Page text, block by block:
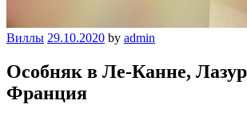
Виллы 29.10.2020 by admin
Особняк в Ле-Канне,
Франция